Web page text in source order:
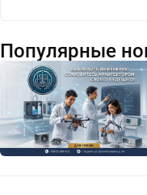
Популярные